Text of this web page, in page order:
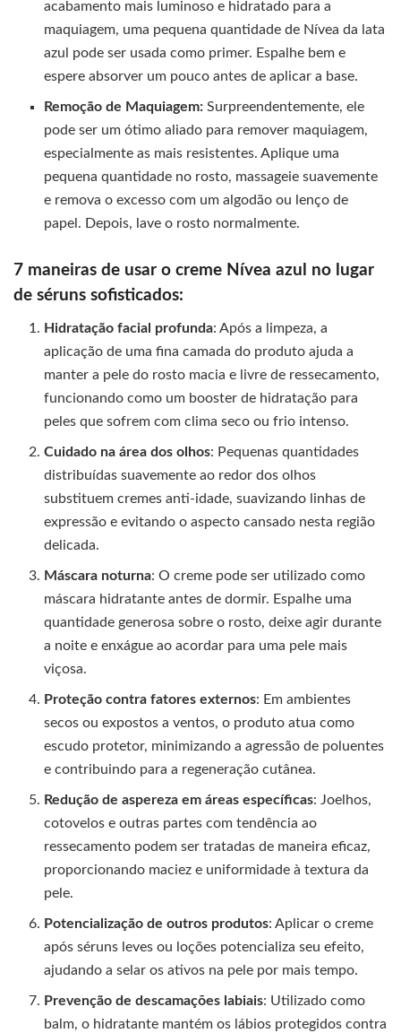
acabamento mais luminoso e hidratado para a
maquiagem, uma pequena quantidade de Nívea da lata
azul pode ser usada como primer. Espalhe bem e
espere absorver um pouco antes de aplicar a base.
Remoção de Maquiagem: Surpreendentemente, ele
pode ser um ótimo aliado para remover maquiagem,
especialmente as mais resistentes. Aplique uma
pequena quantidade no rosto, massageie suavemente
e remova o excesso com um algodão ou lenço de
papel. Depois, lave o rosto normalmente.
7 maneiras de usar o creme Nívea azul no lugar
de séruns sofisticados:
Hidratação facial profunda: Após a limpeza, a
aplicação de uma fina camada do produto ajuda a
manter a pele do rosto macia e livre de ressecamento,
funcionando como um booster de hidratação para
peles que sofrem com clima seco ou frio intenso.
Cuidado na área dos olhos: Pequenas quantidades
distribuídas suavemente ao redor dos olhos
substituem cremes anti-idade, suavizando linhas de
expressão e evitando o aspecto cansado nesta região
delicada.
Máscara noturna: O creme pode ser utilizado como
máscara hidratante antes de dormir. Espalhe uma
quantidade generosa sobre o rosto, deixe agir durante
a noite e enxágue ao acordar para uma pele mais
viçosa.
Proteção contra fatores externos: Em ambientes
secos ou expostos a ventos, o produto atua como
escudo protetor, minimizando a agressão de poluentes
e contribuindo para a regeneração cutânea.
Redução de aspereza em áreas específicas: Joelhos,
cotovelos e outras partes com tendência ao
ressecamento podem ser tratadas de maneira eficaz,
proporcionando maciez e uniformidade à textura da
pele.
Potencialização de outros produtos: Aplicar o creme
após séruns leves ou loções potencializa seu efeito,
ajudando a selar os ativos na pele por mais tempo.
Prevenção de descamações labiais: Utilizado como
balm, o hidratante mantém os lábios protegidos contra